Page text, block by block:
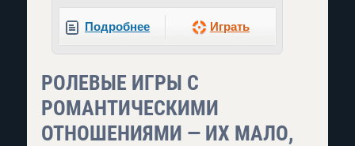
Подробнее Играть
РОЛЕВЫЕ ИГРЫ С
РОМАНТИЧЕСКИМИ
ОТНОШЕНИЯМИ — ИХ МАЛО,